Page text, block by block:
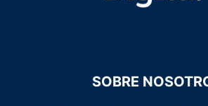
SOBRE